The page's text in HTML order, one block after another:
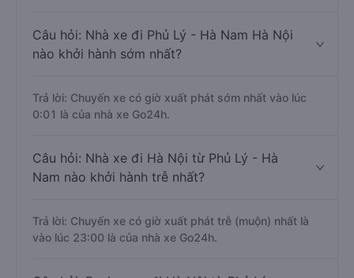
Câu hỏi: Nhà xe đi Phủ Lý - Hà Nam Hà Nội
nào khởi hành sớm nhất?
Trả lời: Chuyến xe có giờ xuất phát sớm nhất vào lúc
0:01 là của nhà xe Go24h.
Câu hỏi: Nhà xe đi Hà Nội từ Phủ Lý - Hà
Nam nào khởi hành trễ nhất?
Trả lời: Chuyến xe có giờ xuất phát trễ (muộn) nhất là
vào lúc 23:00 là của nhà xe Go24h.